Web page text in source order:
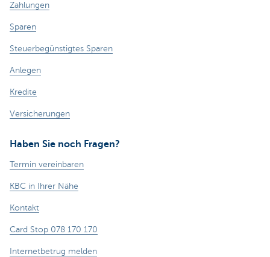
Zahlungen
Sparen
Steuerbegünstigtes Sparen
Anlegen
Kredite
Versicherungen
Haben Sie noch Fragen?
Termin vereinbaren
KBC in Ihrer Nähe
Kontakt
Card Stop 078 170 170
Internetbetrug melden